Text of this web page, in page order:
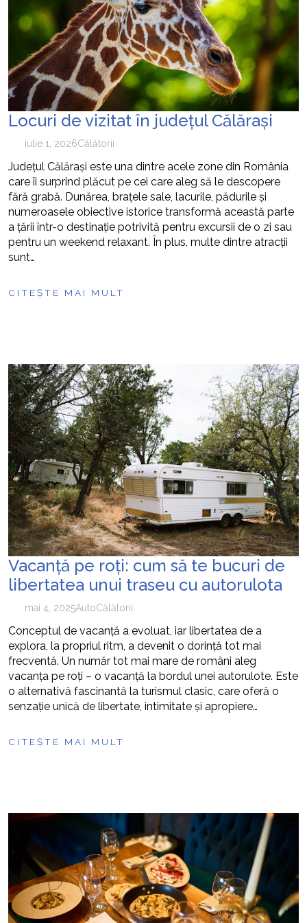
Locuri de vizitat în județul Călărași
iulie 1, 2026Călătorii
Județul Călărași este una dintre acele zone din România
care îi surprind plăcut pe cei care aleg să le descopere
fără grabă. Dunărea, brațele sale, lacurile, pădurile și
numeroasele obiective istorice transformă această parte
a țării într-o destinație potrivită pentru excursii de o zi sau
pentru un weekend relaxant. În plus, multe dintre atracții
sunt…
CITEȘTE MAI MULT
Vacanţă pe roţi: cum să te bucuri de
libertatea unui traseu cu autorulota
mai 4, 2025AutoCălătorii
Conceptul de vacanţă a evoluat, iar libertatea de a
explora, la propriul ritm, a devenit o dorinţă tot mai
frecventă. Un număr tot mai mare de români aleg
vacanţa pe roţi – o vacanţă la bordul unei autorulote. Este
o alternativă fascinantă la turismul clasic, care oferă o
senzaţie unică de libertate, intimitate şi apropiere…
CITEȘTE MAI MULT